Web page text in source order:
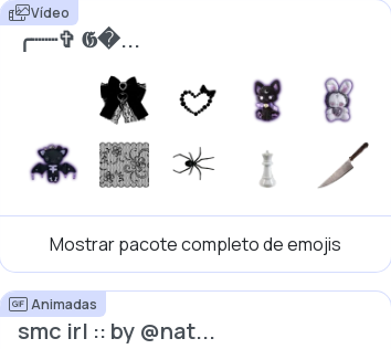
Vídeo
╭┈┈✞ 𝕲�...
Mostrar pacote completo de emojis
Animadas
smc irl :: by @nat...